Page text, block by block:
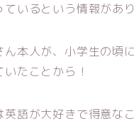
いるという情報があ
本人が、小学生の頃
たことから！
語が大好きで得意な